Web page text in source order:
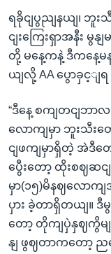
ရခိုငျပွညျနယျ၊ ဘူ
ငျးကြေးရှာအနီး မွ
တို့ မနေ့ကနဲ့ ဒီကနေ့မန
ယျလို့ AA ပွောခှင့ျ
“ဒီနေ့ စကျတငျဘာ
လောကျမှာ ဘူးသီးတ
ငျဖကျမှာရှိတဲ့ အဲဒီတ
ပွေီးတော့ ထိုးစဈဆ
မှာ(၁၅)မိနဈလောက
ပှား ခဲ့တာရှိတယျ။ ဒီ
တော့ တိုကျပှဲနှဈကွိမ
နျ ဖွဈတာကတော့ ညန